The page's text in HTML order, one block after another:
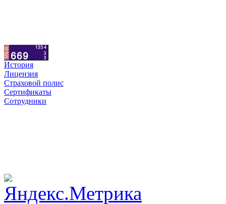
История
Лицензия
Страховой полис
Сертификаты
Сотрудники